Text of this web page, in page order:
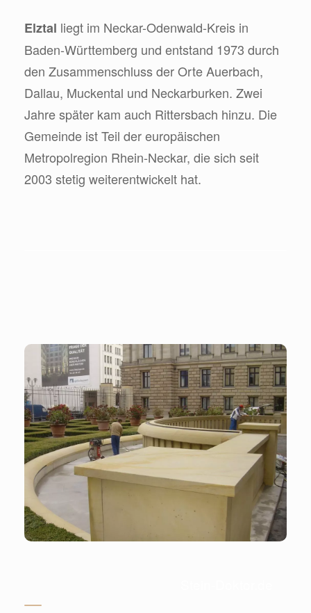
Elztal liegt im Neckar-Odenwald-Kreis in
Baden-Württemberg und entstand 1973 durch
den Zusammenschluss der Orte Auerbach,
Dallau, Muckental und Neckarburken. Zwei
Jahre später kam auch Rittersbach hinzu. Die
Gemeinde ist Teil der europäischen
Metropolregion Rhein-Neckar, die sich seit
2003 stetig weiterentwickelt hat.